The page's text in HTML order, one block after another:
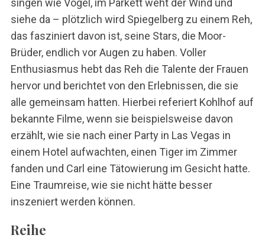
singen wie Vögel, im Parkett weht der Wind und
siehe da – plötzlich wird Spiegelberg zu einem Reh,
das fasziniert davon ist, seine Stars, die Moor-
Brüder, endlich vor Augen zu haben. Voller
Enthusiasmus hebt das Reh die Talente der Frauen
hervor und berichtet von den Erlebnissen, die sie
alle gemeinsam hatten. Hierbei referiert Kohlhof auf
bekannte Filme, wenn sie beispielsweise davon
erzählt, wie sie nach einer Party in Las Vegas in
einem Hotel aufwachten, einen Tiger im Zimmer
fanden und Carl eine Tätowierung im Gesicht hatte.
Eine Traumreise, wie sie nicht hätte besser
inszeniert werden können.
Reihe